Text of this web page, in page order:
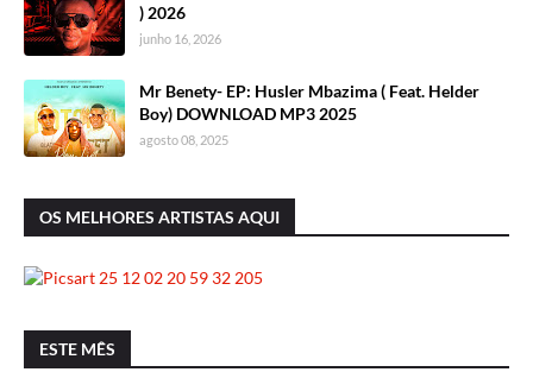
) 2026
junho 16, 2026
Mr Benety- EP: Husler Mbazima ( Feat. Helder
Boy) DOWNLOAD MP3 2025
agosto 08, 2025
OS MELHORES ARTISTAS AQUI
ESTE MÊS